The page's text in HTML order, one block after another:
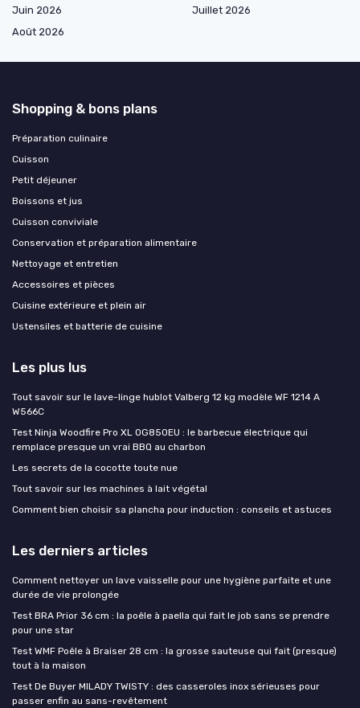
Juin 2026
Juillet 2026
Août 2026
Shopping & bons plans
Préparation culinaire
Cuisson
Petit déjeuner
Boissons et jus
Cuisson conviviale
Conservation et préparation alimentaire
Nettoyage et entretien
Accessoires et pièces
Cuisine extérieure et plein air
Ustensiles et batterie de cuisine
Les plus lus
Tout savoir sur le lave-linge hublot Valberg 12 kg modèle WF 1214 A
W566C
Test Ninja Woodfire Pro XL OG850EU : le barbecue électrique qui
remplace presque un vrai BBQ au charbon
Les secrets de la cocotte toute nue
Tout savoir sur les machines à lait végétal
Comment bien choisir sa plancha pour induction : conseils et astuces
Les derniers articles
Comment nettoyer un lave vaisselle pour une hygiène parfaite et une
durée de vie prolongée
Test BRA Prior 36 cm : la poêle à paella qui fait le job sans se prendre
pour une star
Test WMF Poêle à Braiser 28 cm : la grosse sauteuse qui fait (presque)
tout à la maison
Test De Buyer MILADY TWISTY : des casseroles inox sérieuses pour
passer enfin au sans-revêtement